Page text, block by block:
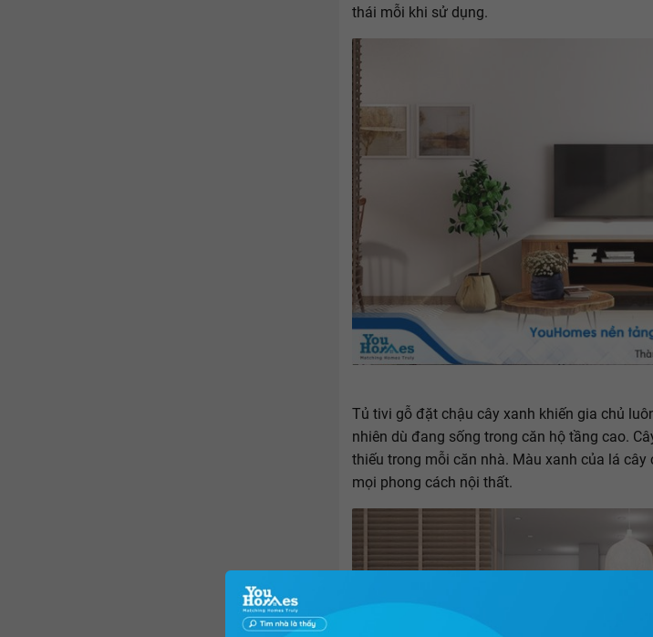
thái mỗi khi sử dụng.
Tủ tivi gỗ đặt chậu cây xanh khiến gia chủ
nhiên dù đang sống trong căn hộ tầng cao.
thiếu trong mỗi căn nhà. Màu xanh của lá
mọi phong cách nội thất.